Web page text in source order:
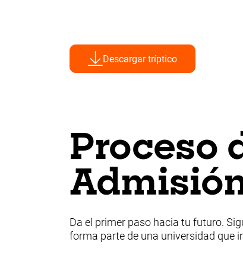
Descargar tríptico
Proceso
Da el primer paso hacia tu futuro.
forma parte de una universidad que